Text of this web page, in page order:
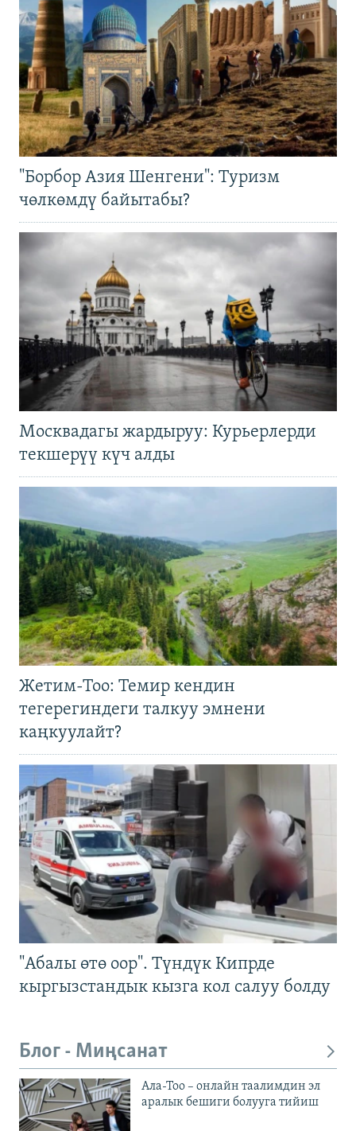
"Борбор Азия Шенгени": Туризм
чөлкөмдү байытабы?
Москвадагы жардыруу: Курьерлерди
текшерүү күч алды
Жетим-Тоо: Темир кендин
тегерегиндеги талкуу эмнени
каңкуулайт?
"Абалы өтө оор". Түндүк Кипрде
кыргызстандык кызга кол салуу болду
Блог - Миңсанат
Ала-Тоо – онлайн таалимдин эл
аралык бешиги болууга тийиш